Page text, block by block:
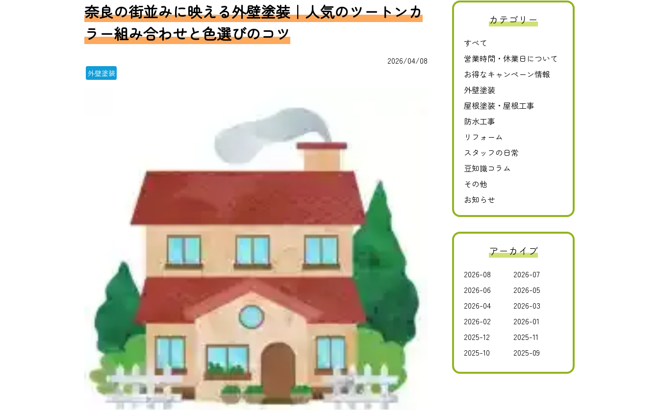
奈良の街並みに映える外壁塗装｜人気のツートンカ
ラー組み合わせと色選びのコツ
2026/04/08
外壁塗装
カテゴリー
すべて
営業時間・休業日について
お得なキャンペーン情報
外壁塗装
屋根塗装・屋根工事
防水工事
リフォーム
スタッフの日常
豆知識コラム
その他
お知らせ
アーカイブ
2026-08
2026-07
2026-06
2026-05
2026-04
2026-03
2026-02
2026-01
2025-12
2025-11
2025-10
2025-09
0120-411-606